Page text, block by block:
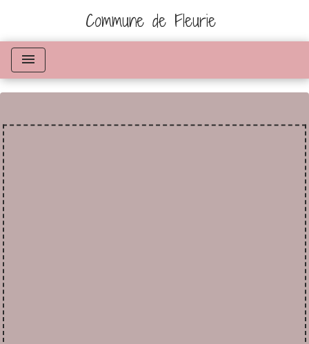
Commune de Fleurie
menu